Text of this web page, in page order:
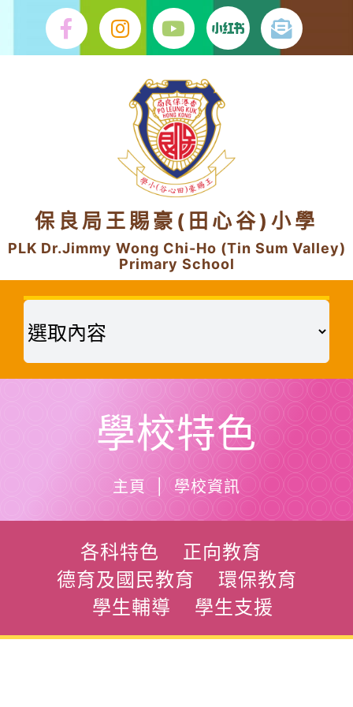
content
保良局王賜豪(田心谷)小學
PLK Dr.Jimmy Wong Chi-Ho (Tin Sum Valley)
Primary School
學校特色
主頁 | 學校資訊
各科特色
正向教育
德育及國民教育
環保教育
學生輔導
學生支援